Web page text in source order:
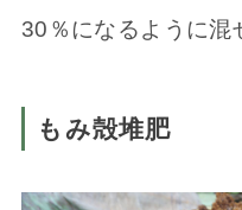
30％になるように混
もみ殻堆肥